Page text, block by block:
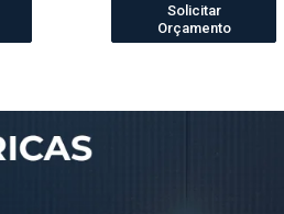
Solicitar
Orçamento